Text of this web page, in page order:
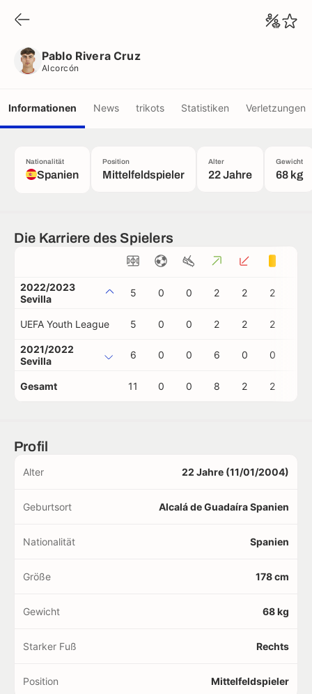
Pablo Rivera Cruz
Alcorcón
Informationen News trikots Statistiken Verletzungen
Nationalität
Spanien
Position
Mittelfeldspieler
Alter
22 Jahre
Gewicht
68 kg
Die Karriere des Spielers
2022/2023
Sevilla
5 0 0 2 2 2
UEFA Youth League 5 0 0 2 2 2
2021/2022
Sevilla
6 0 0 6 0 0
Gesamt 11 0 0 8 2 2
Profil
Alter 22 Jahre (11/01/2004)
Geburtsort Alcalá de Guadaíra Spanien
Nationalität Spanien
Größe 178 cm
Gewicht 68 kg
Starker Fuß Rechts
Position Mittelfeldspieler